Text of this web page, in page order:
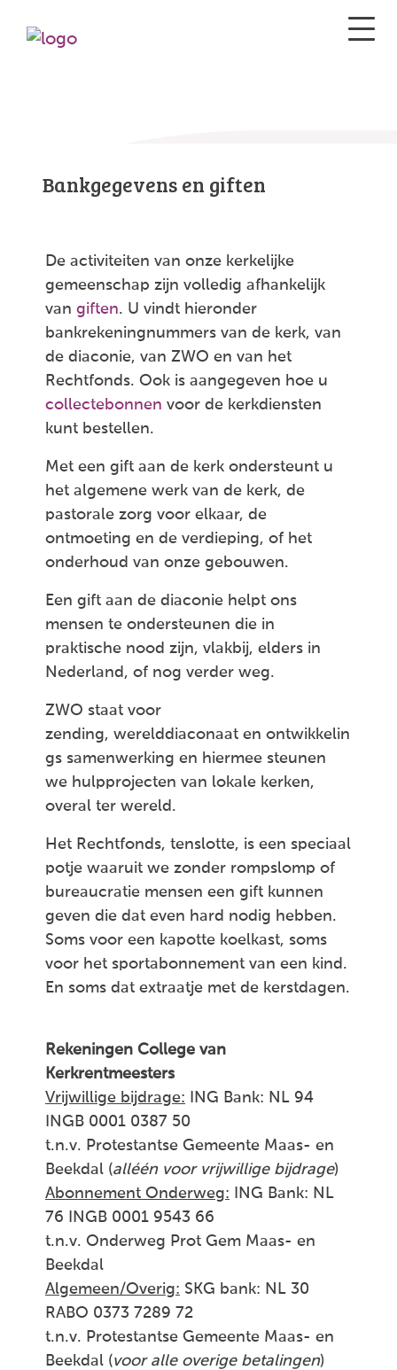
Bankgegevens en giften
De activiteiten van onze kerkelijke
gemeenschap zijn volledig afhankelijk
van giften. U vindt hieronder
bankrekeningnummers van de kerk, van
de diaconie, van ZWO en van het
Rechtfonds. Ook is aangegeven hoe u
collectebonnen voor de kerkdiensten
kunt bestellen.
Met een gift aan de kerk ondersteunt u
het algemene werk van de kerk, de
pastorale zorg voor elkaar, de
ontmoeting en de verdieping, of het
onderhoud van onze gebouwen.
Een gift aan de diaconie helpt ons
mensen te ondersteunen die in
praktische nood zijn, vlakbij, elders in
Nederland, of nog verder weg.
ZWO staat voor
zending, werelddiaconaat en ontwikkelin
gs samenwerking en hiermee steunen
we hulpprojecten van lokale kerken,
overal ter wereld.
Het Rechtfonds, tenslotte, is een speciaal
potje waaruit we zonder rompslomp of
bureaucratie mensen een gift kunnen
geven die dat even hard nodig hebben.
Soms voor een kapotte koelkast, soms
voor het sportabonnement van een kind.
En soms dat extraatje met de kerstdagen.
Rekeningen College van
Kerkrentmeesters
Vrijwillige bijdrage: ING Bank: NL 94
INGB 0001 0387 50
t.n.v. Protestantse Gemeente Maas- en
Beekdal (alléén voor vrijwillige bijdrage)
Abonnement Onderweg: ING Bank: NL
76 INGB 0001 9543 66
t.n.v. Onderweg Prot Gem Maas- en
Beekdal
Algemeen/Overig: SKG bank: NL 30
RABO 0373 7289 72
t.n.v. Protestantse Gemeente Maas- en
Beekdal (voor alle overige betalingen)